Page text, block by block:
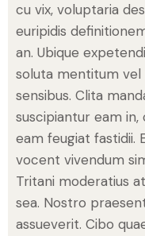
cu vix, voluptaria
euripidis
an. Ubique
soluta mentitum vel
sensibus. Clita
suscipiantur eam
eam feugiat fastidii.
vocent vivendum
Tritani moderatius
sea. Nostro
assueverit. Cibo